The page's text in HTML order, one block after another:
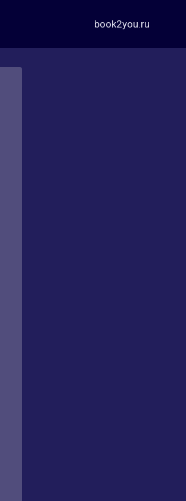
book2you.ru